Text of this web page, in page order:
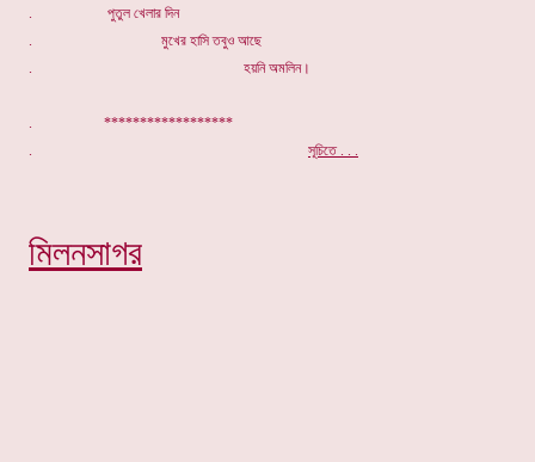
. পুতুল খেলার দিন
. মুখের হাসি তবুও আছে
. হয়নি অমলিন।
. ******************
. সূচিতে . . .
মিলনসাগর